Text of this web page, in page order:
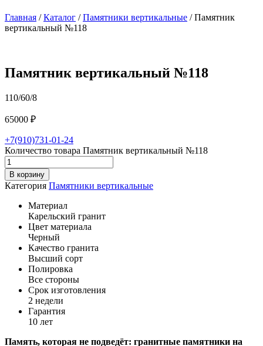
Главная /Каталог /Памятники вертикальные /Памятник
вертикальный №118
Памятник вертикальный №118
110/60/8
65000 ₽
+7(910)731-01-24
Количество товара Памятник вертикальный №118
В корзину
Категория Памятники вертикальные
Материал
Карельский гранит
Цвет материала
Черный
Качество гранита
Высший сорт
Полировка
Все стороны
Срок изготовления
2 недели
Гарантия
10 лет
Память, которая не подведёт: гранитные памятники на